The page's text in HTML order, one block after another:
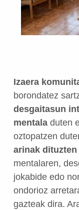
Izaera
borondatez
desgaitasun
mentaladuten
oztopatzen
arinak dituzten
mentalaren,
jokabide edo
ondorioz
gazteak dira.